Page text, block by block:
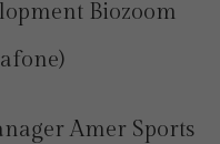
Biozoom
Amer Sports